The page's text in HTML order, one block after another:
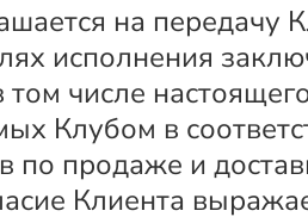
на передачу
исполнения
том числе
Клубом в
по продаже и
Клиента